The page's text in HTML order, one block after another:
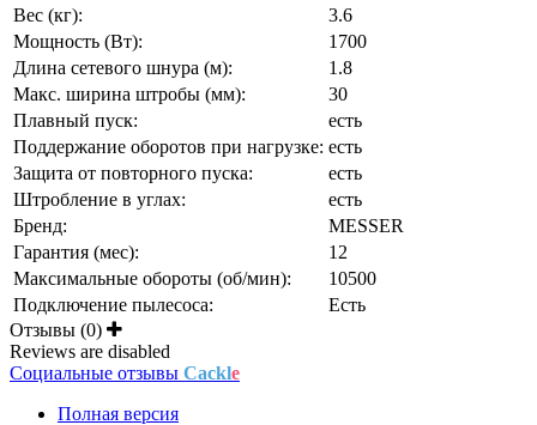
Вес (кг):
3.6
Мощность (Вт):
1700
Длина сетевого шнура (м):
1.8
Макс. ширина штробы (мм):
30
Плавный пуск:
есть
Поддержание оборотов при нагрузке: есть
Защита от повторного пуска:
есть
Штробление в углах:
есть
Бренд:
MESSER
Гарантия (мес):
12
Максимальные обороты (об/мин):
10500
Подключение пылесоса:
Есть
Отзывы (0)
Reviews are disabled
Социальные отзывы Cackle
Полная версия